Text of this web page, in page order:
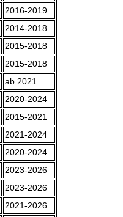
2016-2019
2014-2018
2015-2018
2015-2018
ab 2021
2020-2024
2015-2021
2021-2024
2020-2024
2023-2026
2023-2026
2021-2026